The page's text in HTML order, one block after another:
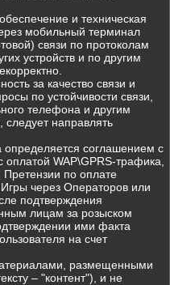
и техническая
мобильный терминал
связи по протоколам
устройств и по другим
за качество связи и
по устойчивости связи,
телефона и другим
направлять
определяется соглашением с
WAP\GPRS-трафика,
по оплате
через Операторов или
подтверждения
лицам за розыском
ими факта
на счет
размещенными
– "контент"), и не